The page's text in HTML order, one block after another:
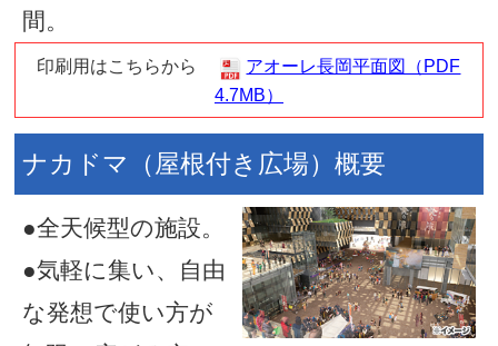
日本建築の土間の概念を取り
誰でも気軽に立ち寄ることが